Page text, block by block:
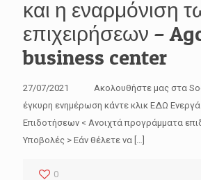
και η εναρμόνιση
επιχειρήσεων –
business center
27/07/2021 Ακολουθήστε μας στα
έγκυρη ενημέρωση κάντε κλικ ΕΔΩ
Επιδοτήσεων < Ανοιχτά προγράμματα
Υποβολές > Εάν θέλετε να
0